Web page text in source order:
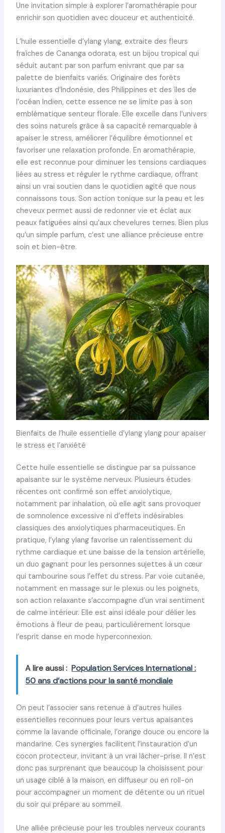
Une invitation simple à explorer l’aromathérapie pour
enrichir son quotidien avec douceur et authenticité.
L’huile essentielle d’ylang ylang, extraite des fleurs
fraîches de Cananga odorata, est un bijou tropical qui
séduit autant par son parfum enivrant que par sa
palette de bienfaits variés. Originaire des forêts
luxuriantes d’Indonésie, des Philippines et des îles de
l’océan Indien, cette essence ne se limite pas à son
emblématique senteur florale. Elle excelle dans l’univers
des soins naturels grâce à sa capacité remarquable à
apaiser le stress, améliorer l’équilibre émotionnel et
favoriser une relaxation profonde. En aromathérapie,
elle est reconnue pour diminuer les tensions cardiaques
liées au stress et réguler le rythme cardiaque, offrant
ainsi un vrai soutien dans le quotidien agité que nous
connaissons tous. Son action tonique sur la peau et les
cheveux permet aussi de redonner vie et éclat aux
peaux fatiguées ainsi qu’aux chevelures ternes. Bien plus
qu’un simple parfum, c’est une alliance précieuse entre
soin et bien-être.
Bienfaits de l’huile essentielle d’ylang ylang pour apaiser
le stress et l’anxiété
Cette huile essentielle se distingue par sa puissance
apaisante sur le système nerveux. Plusieurs études
récentes ont confirmé son effet anxiolytique,
notamment par inhalation, où elle agit sans provoquer
de somnolence excessive ni d’effets indésirables
classiques des anxiolytiques pharmaceutiques. En
pratique, l’ylang ylang favorise un ralentissement du
rythme cardiaque et une baisse de la tension artérielle,
un duo gagnant pour les personnes sujettes à un cœur
qui tambourine sous l’effet du stress. Par voie cutanée,
notamment en massage sur le plexus ou les poignets,
son action relaxante s’accompagne d’un vrai sentiment
de calme intérieur. Elle est ainsi idéale pour délier les
émotions à fleur de peau, particulièrement lorsque
l’esprit danse en mode hyperconnexion.
A lire aussi : Population Services International :
50 ans d’actions pour la santé mondiale
On peut l’associer sans retenue à d’autres huiles
essentielles reconnues pour leurs vertus apaisantes
comme la lavande officinale, l’orange douce ou encore la
mandarine. Ces synergies facilitent l’instauration d’un
cocon protecteur, invitant à un vrai lâcher-prise. Il n’est
donc pas surprenant que beaucoup la choisissent pour
un usage ciblé à la maison, en diffuseur ou en roll-on
pour accompagner un moment de détente ou un rituel
du soir qui prépare au sommeil.
Une alliée précieuse pour les troubles nerveux courants